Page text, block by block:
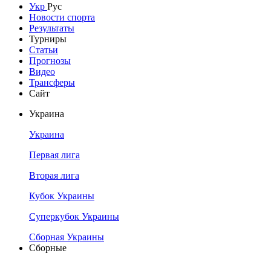
Укр Рус
Новости спорта
Результаты
Турниры
Статьи
Прогнозы
Видео
Трансферы
Сайт
Украина
Украина
Первая лига
Вторая лига
Кубок Украины
Суперкубок Украины
Сборная Украины
Сборные